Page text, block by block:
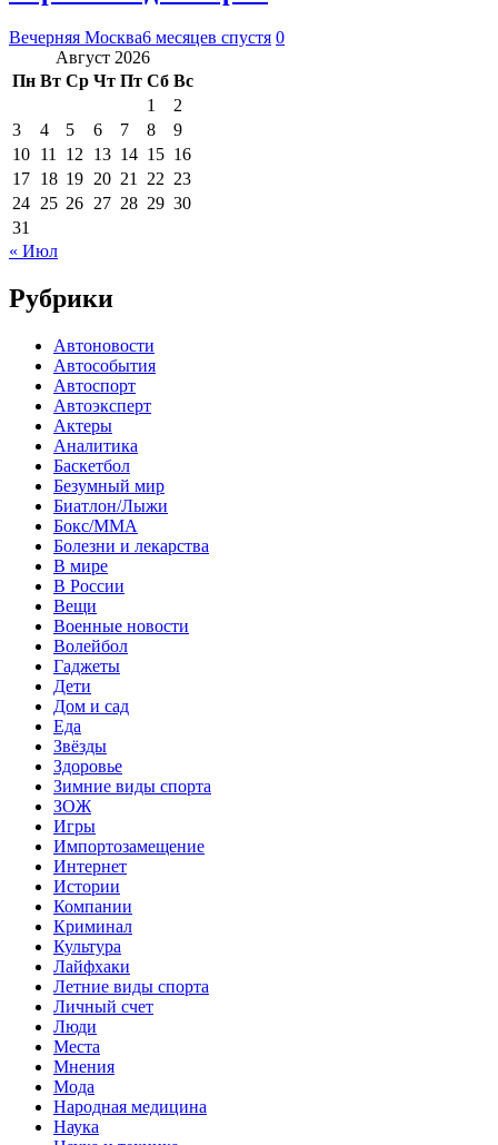
Вечерняя Москва6 месяцев спустя 0
Август 2026
Пн Вт Ср Чт Пт Сб Вс
1
2
3
4 5 6 7 8
9
10 11 12 13 14 15 16
17 18 19 20 21 22 23
24 25 26 27 28 29 30
31
« Июл
Рубрики
Автоновости
Автособытия
Автоспорт
Автоэксперт
Актеры
Аналитика
Баскетбол
Безумный мир
Биатлон/Лыжи
Бокс/MMA
Болезни и лекарства
В мире
В России
Вещи
Военные новости
Волейбол
Гаджеты
Дети
Дом и сад
Еда
Звёзды
Здоровье
Зимние виды спорта
ЗОЖ
Игры
Импортозамещение
Интернет
Истории
Компании
Криминал
Культура
Лайфхаки
Летние виды спорта
Личный счет
Люди
Места
Мнения
Мода
Народная медицина
Наука